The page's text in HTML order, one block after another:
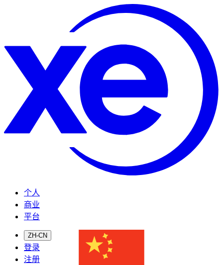
个人
商业
平台
ZH-CN
登录
注册